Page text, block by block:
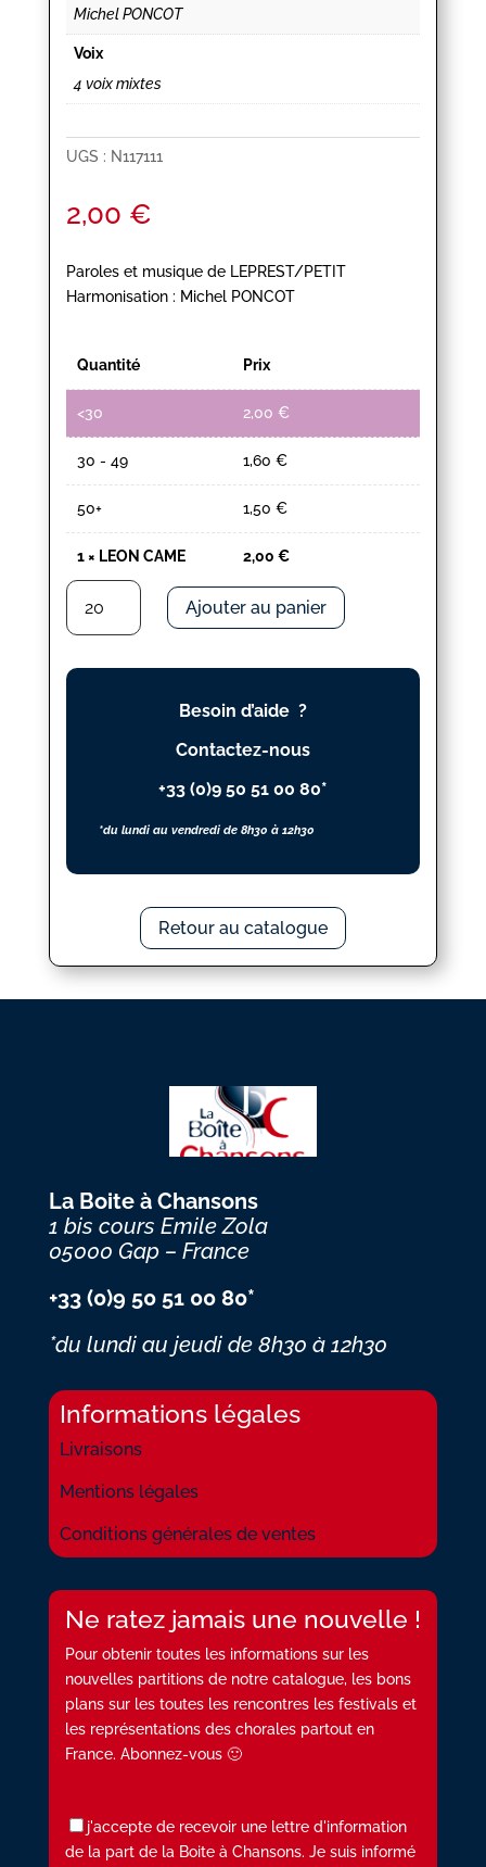
Michel PONCOT
Voix
4 voix mixtes
UGS : N117111
2,00 €
Paroles et musique de LEPREST/PETIT
Harmonisation : Michel PONCOT
Quantité Prix
<30 2,00 €
30 - 49 1,60 €
50+ 1,50 €
1× LEON CAME 2,00 €
quantité
LEON
CAME
Ajouter au panier
Besoin d’aide ?
Contactez-nous
+33 (0)9 50 51 00 80*
*du lundi au vendredi de 8h30 à 12h30
Retour au catalogue
La Boite à Chansons
1 bis cours Emile Zola
05000 Gap – France
+33 (0)9 50 51 00 80*
*du lundi au jeudi de 8h30 à 12h30
Informations légales
Livraisons
Mentions légales
Conditions générales de ventes
Ne ratez jamais une nouvelle !
Pour obtenir toutes les informations sur les
nouvelles partitions de notre catalogue, les bons
plans sur les toutes les rencontres les festivals et
les représentations des chorales partout en
France. Abonnez-vous 🙂
j'accepte de recevoir une lettre d'information
de la part de la Boite à Chansons. Je suis informé